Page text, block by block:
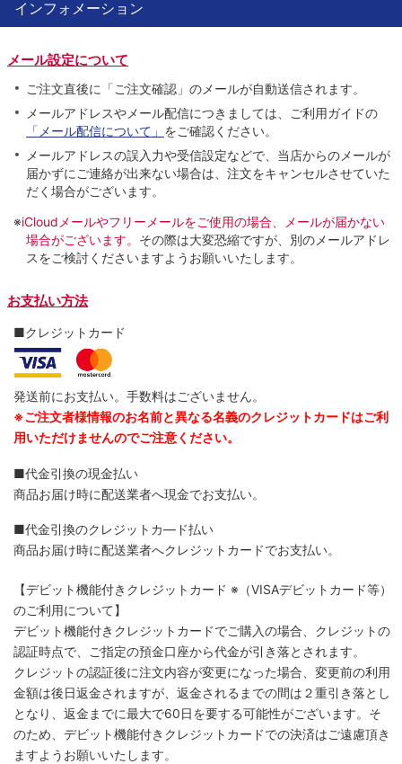
インフォメーション
メール設定について
ご注文直後に「ご注文確認」のメールが自動送信されます。
メールアドレスやメール配信につきましては、ご利用ガイドの
「メール配信について」 をご確認ください。
メールアドレスの誤入力や受信設定などで、当店からのメールが
届かずにご連絡が出来ない場合は、注文をキャンセルさせていた
だく場合がございます。
※iCloudメールやフリーメールをご使用の場合、メールが届かない
場合がございます。 その際は大変恐縮ですが、別のメールアドレ
スをご検討くださいますようお願いいたします。
お支払い方法
■クレジットカード
発送前にお支払い。手数料はございません。
※ご注文者様情報のお名前と異なる名義のクレジットカードはご利
用いただけませんのでご注意ください。
■代金引換の現金払い
商品お届け時に配送業者へ現金でお支払い。
■代金引換のクレジットカ―ド払い
商品お届け時に配送業者へクレジットカードでお支払い。
【デビット機能付きクレジットカード ※（VISAデビットカード等）
のご利用について】
デビット機能付きクレジットカードでご購入の場合、クレジットの
認証時点で、ご指定の預金口座から代金が引き落とされます。
クレジットの認証後に注文内容が変更になった場合、変更前の利用
金額は後日返金されますが、返金されるまでの間は２重引き落とし
となり、返金までに最大で60日を要する可能性がございます。そ
のため、デビット機能付きクレジットカードでの決済はご遠慮頂き
ますようお願いいたします。